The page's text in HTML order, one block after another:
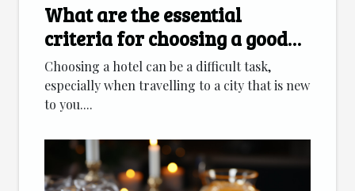
What are the essential
criteria for choosing a good
hotel ?
Choosing a hotel can be a difficult task,
especially when travelling to a city that is new
to you....